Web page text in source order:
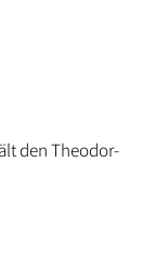
den Theodor-